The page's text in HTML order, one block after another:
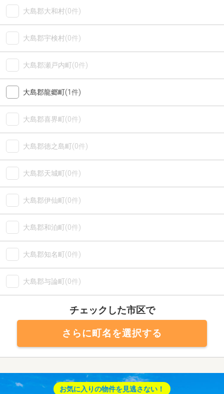
大島郡大和村(0件)
大島郡宇検村(0件)
大島郡瀬戸内町(0件)
大島郡龍郷町(1件)
大島郡喜界町(0件)
大島郡徳之島町(0件)
大島郡天城町(0件)
大島郡伊仙町(0件)
大島郡和泊町(0件)
大島郡知名町(0件)
大島郡与論町(0件)
チェックした市区で
さらに町名を選択する
お気に入りの物件を見逃さない！